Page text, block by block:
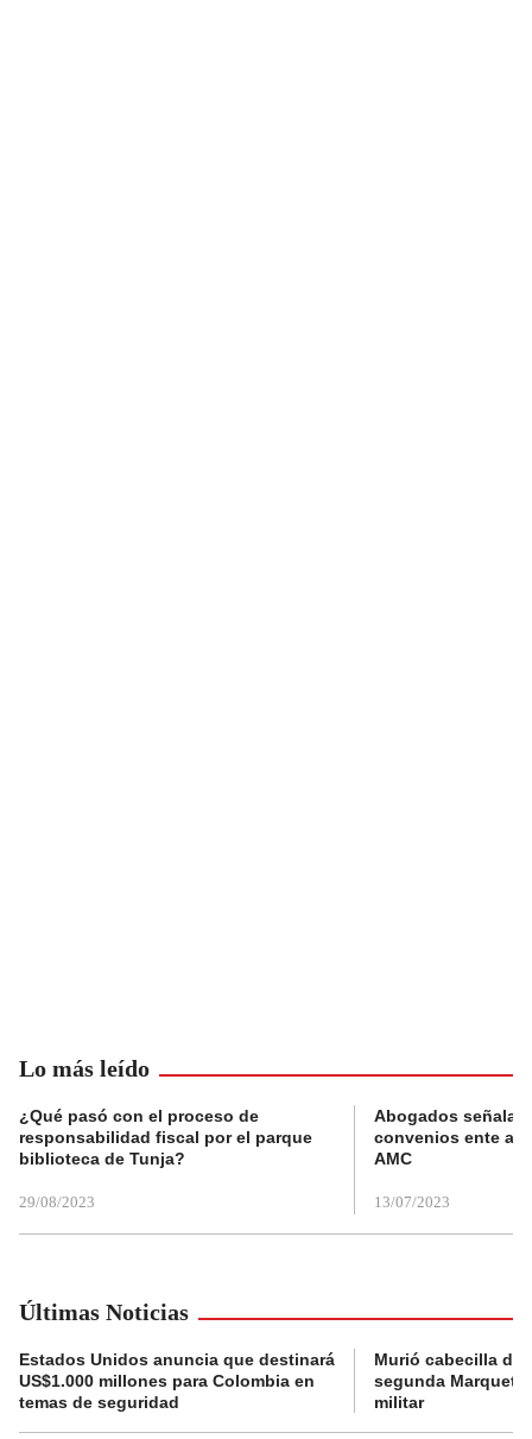
Lo más leído
¿Qué pasó con el proceso de
responsabilidad fiscal por el parque
biblioteca de Tunja?
29/08/2023
Abogados
convenios ente
AMC
13/07/2023
Últimas Noticias
Estados Unidos anuncia que destinará
US$1.000 millones para Colombia en
temas de seguridad
Murió cabecilla de
segunda
militar